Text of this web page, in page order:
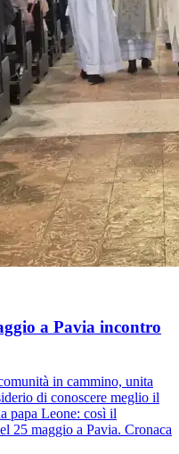
a Pavia incontro
in cammino, unita
di conoscere meglio il
papa Leone: così il
25 maggio a Pavia. Cronaca